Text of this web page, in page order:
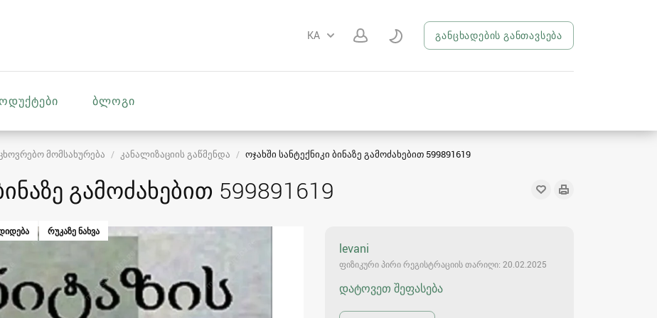
KA განცხადების განთავსება
ბლოგი
მომსახურება კანალიზაციის გაწმენდა ოჯახში სანტექნიკი ბინაზე გამოძახებით 599891619
გამოძახებით 599891619
levani
ფიზიკური პირი რეგისტრაციის თარიღი: 20.02.2025
დატოვეთ შეფასება
ᲠᲣᲙᲐᲖᲔ ᲜᲐᲮᲕᲐ